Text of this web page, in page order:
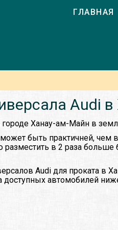
ГЛАВНАЯ
Audi
Ханау-ам-Майн в
быть практичней, чем
разместить в 2 раза
Audi для проката в
доступных автомобилей